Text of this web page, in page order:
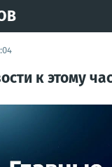
к этому